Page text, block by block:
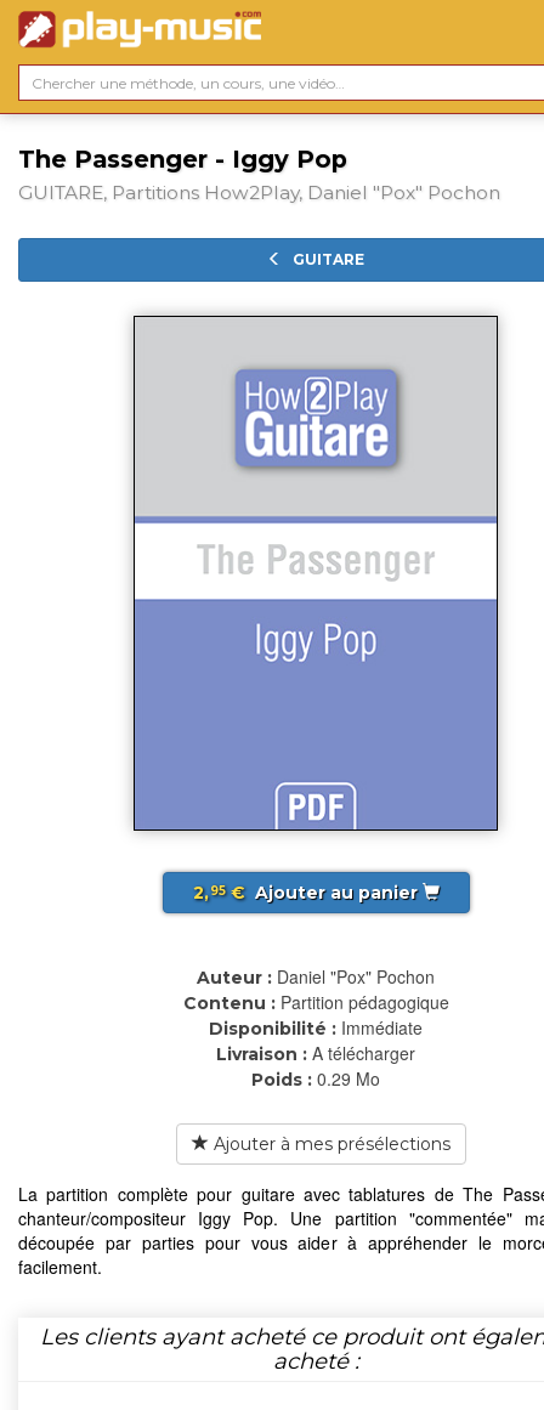
The Passenger - Iggy Pop
GUITARE, Partitions How2Play, Daniel "Pox" Pochon
GUITARE
2,95€ Ajouter au panier
Auteur : Daniel "Pox" Pochon
Contenu : Partition pédagogique
Disponibilité : Immédiate
Livraison : A télécharger
Poids : 0.29 Mo
Ajouter à mes présélections
La partition complète pour guitare avec tablatures de The
chanteur/compositeur Iggy Pop. Une partition "commentée"
découpée par parties pour vous aider à appréhender le
facilement.
Les clients ayant acheté ce produit ont
acheté :